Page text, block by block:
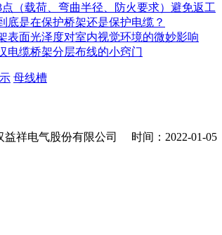
（载荷、弯曲半径、防火要求）避免返工
底是在保护桥架还是保护电缆？
表面光泽度对室内视觉环境的微妙影响
电缆桥架分层布线的小窍门
母线槽
祥电气股份有限公司 时间：2022-01-05